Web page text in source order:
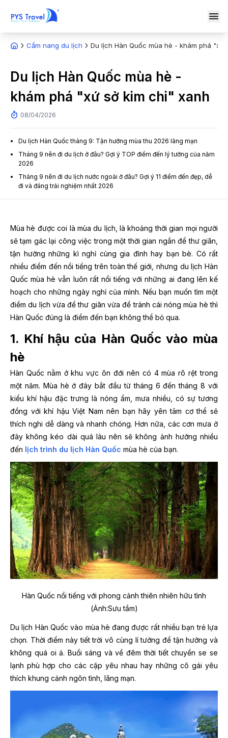
Cẩm nang du lịch Du lịch Hàn Quốc mùa hè - khám phá "xứ
Du lịch Hàn Quốc mùa hè -
khám phá "xứ sở kim chi" xanh
08/04/2026
Du lịch Hàn Quốc tháng 9: Tận hưởng mùa thu 2026 lãng mạn
Tháng 9 nên đi du lịch ở đâu? Gợi ý TOP điểm đến lý tưởng của năm
2026
Tháng 9 nên đi du lịch nước ngoài ở đâu? Gợi ý 11 điểm đến đẹp, dễ
đi và đáng trải nghiệm nhất 2026
Mùa hè được coi là mùa du lịch, là khoảng thời gian mọi người
sẽ tạm gác lại công việc trong một thời gian ngắn để thư giãn,
tận hưởng những kì nghỉ cùng gia đình hay bạn bè. Có rất
nhiều điểm đến nổi tiếng trên toàn thế giới, nhưng du lịch Hàn
Quốc mùa hè vẫn luôn rất nổi tiếng với những ai đang lên kế
hoạch cho những ngày nghỉ của mình. Nếu bạn muốn tìm một
điểm du lịch vừa để thư giãn vừa để tránh cái nóng mùa hè thì
Hàn Quốc đúng là điểm đến bạn không thể bỏ qua.
1. Khí hậu của Hàn Quốc vào mùa
hè
Hàn Quốc nằm ở khu vực ôn đới nên có 4 mùa rõ rệt trong
một năm. Mùa hè ở đây bắt đầu từ tháng 6 đến tháng 8 với
kiểu khí hậu đặc trưng là nóng ẩm, mưa nhiều, có sự tương
đồng với khí hậu Việt Nam nên bạn hãy yên tâm cơ thể sẽ
thích nghi dễ dàng và nhanh chóng. Hơn nữa, các cơn mưa ở
đây không kéo dài quá lâu nên sẽ không ảnh hưởng nhiều
đến lịch trình du lịch Hàn Quốc mùa hè của bạn.
Hàn Quốc nổi tiếng với phong cảnh thiên nhiên hữu tình
(Ảnh:Sưu tầm)
Du lịch Hàn Quốc vào mùa hè đang được rất nhiều bạn trẻ lựa
chọn. Thời điểm này tiết trời vô cùng lí tưởng để tận hưởng và
không quá oi ả. Buổi sáng và về đêm thời tiết chuyển se se
lạnh phù hợp cho các cặp yêu nhau hay những cô gái yêu
thích khung cảnh ngôn tình, lãng mạn.